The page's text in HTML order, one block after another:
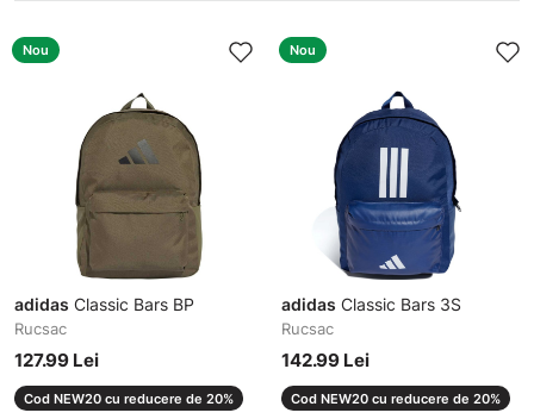
Nou
adidas Classic Bars BP
Rucsac
127.99 Lei
Cod NEW20 cu reducere de 20%
Nou
adidas Classic Bars 3S
Rucsac
142.99 Lei
Cod NEW20 cu reducere de 20%